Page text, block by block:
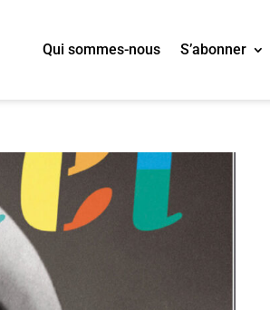
Qui sommes-nous S’abonner